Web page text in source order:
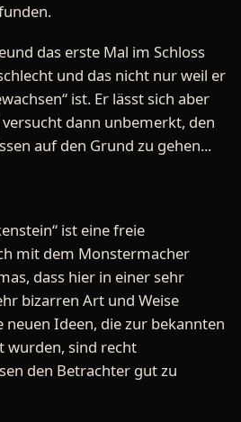
das erste Mal im Schloss
und das nicht nur weil er
ist. Er lässt sich aber
dann unbemerkt, den
auf den Grund zu gehen...
ist eine freie
mit dem Monstermacher
dass hier in einer sehr
bizarren Art und Weise
Ideen, die zur bekannten
wurden, sind recht
den Betrachter gut zu